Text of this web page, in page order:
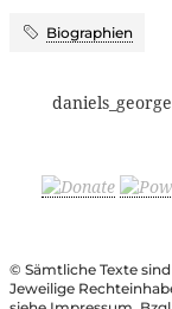
Biographien
© Sämtliche Texte
Jeweilige